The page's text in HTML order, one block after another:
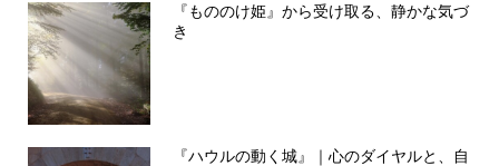
『もののけ姫』から受け取る、静かな気づ
き
『ハウルの動く城』｜心のダイヤルと、自